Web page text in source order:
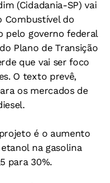
(Cidadania-SP) vai
Combustível do
pelo governo federal
Plano de Transição
que vai ser foco
O texto prevê,
os mercados de
é o aumento
na gasolina
para 30%.